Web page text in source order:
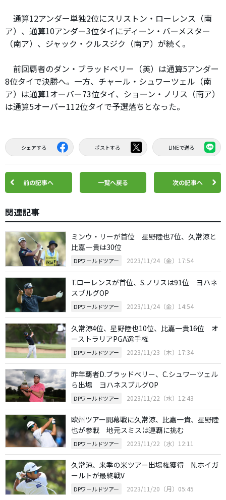
通算12アンダー単独2位にスリストン・ローレンス（南
ア）、通算10アンダー3位タイにディーン・バーメスター
（南ア）、ジャック・クルスジク（南ア）が続く。
前回覇者のダン・ブラッドベリー（英）は通算5アンダー
8位タイで決勝へ。一方、チャール・シュワーツェル（南
ア）は通算1オーバー73位タイ、ショーン・ノリス（南ア）
は通算5オーバー112位タイで予選落ちとなった。
シェアする ポストする LINEで送る
前の記事へ 一覧へ戻る 次の記事へ
関連記事
ミンウ・リーが首位 星野陸也7位、久常涼と
比嘉一貴は30位
DPワールドツアー 2023/11/24（金）17:54
T.ローレンスが首位、S.ノリスは91位 ヨハネ
スブルグOP
DPワールドツアー 2023/11/24（金）14:54
久常涼4位、星野陸也10位、比嘉一貴16位 オ
ーストラリアPGA選手権
DPワールドツアー 2023/11/23（木）17:34
昨年覇者D.ブラッドベリー、C.シュワーツェル
ら出場 ヨハネスブルグOP
DPワールドツアー 2023/11/22（水）12:43
欧州ツアー開幕戦に久常涼、比嘉一貴、星野陸
也が参戦 地元スミスは連覇に挑む
DPワールドツアー 2023/11/22（水）12:11
久常涼、来季の米ツアー出場権獲得 N.ホイガ
ールトが最終戦V
DPワールドツアー 2023/11/20（月）05:45